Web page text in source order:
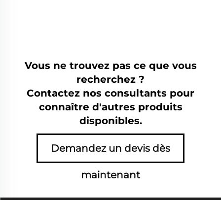
Vous ne trouvez pas ce que vous
recherchez ?
Contactez nos consultants pour
connaître d'autres produits
disponibles.
Demandez un devis dès
maintenant